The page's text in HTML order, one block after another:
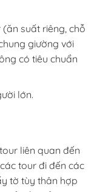
suất riêng, chỗ
giường với
có tiêu chuẩn
lớn.
liên quan đến
tour đi đến các
tờ tùy thân hợp